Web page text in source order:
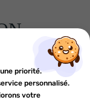
×
×
×
à votre
priorité.
personnalisé.
votre
profitez